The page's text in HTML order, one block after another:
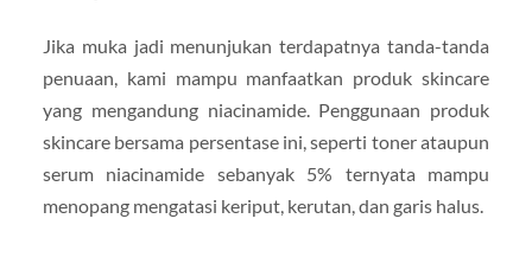
Jika muka jadi menunjukan terdapatnya tanda-tanda
penuaan, kami mampu manfaatkan produk skincare
yang mengandung niacinamide. Penggunaan produk
skincare bersama persentase ini, seperti toner ataupun
serum niacinamide sebanyak 5% ternyata mampu
menopang mengatasi keriput, kerutan, dan garis halus.